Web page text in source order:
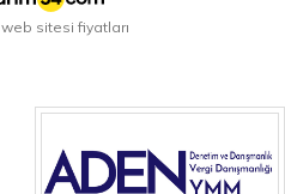
web sitesi fiyatları